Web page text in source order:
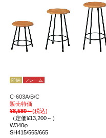
即納 フレーム
C-603A/B/C
販売特価
¥8,580～(税込)
（定価¥13,200～）
W340φ
SH415/565/665